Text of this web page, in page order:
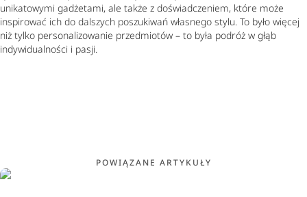
unikatowymi gadżetami, ale także z doświadczeniem, które może
inspirować ich do dalszych poszukiwań własnego stylu. To było więcej
niż tylko personalizowanie przedmiotów – to była podróż w głąb
indywidualności i pasji.
POWIĄZANE ARTYKUŁY